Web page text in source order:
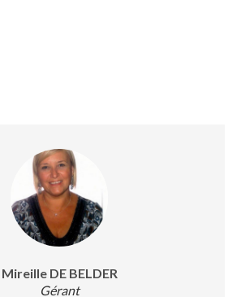
Mireille DE BELDER
Gérant